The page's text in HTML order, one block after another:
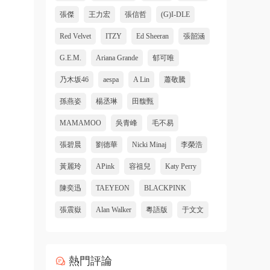
張傑 王力宏 張信哲 (G)I-DLE
Red Velvet ITZY Ed Sheeran 張韶涵
G.E.M. Ariana Grande 郁可唯
乃木坂46 aespa A Lin 蕭敬騰
孫燕姿 楊丞琳 田馥甄
MAMAMOO 吳青峰 毛不易
張碧晨 劉德華 Nicki Minaj 李榮浩
黃麗玲 APink 容祖兒 Katy Perry
陳奕迅 TAEYEON BLACKPINK
張震嶽 Alan Walker 粵語版 于文文
熱門評論